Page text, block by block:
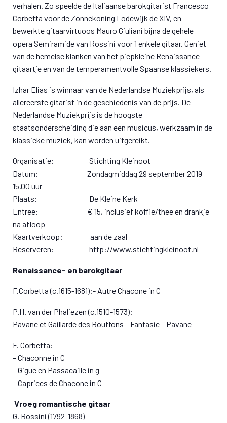
verhalen. Zo speelde de Italiaanse barokgitarist Francesco
Corbetta voor de Zonnekoning Lodewijk de XIV, en
bewerkte gitaarvirtuoos Mauro Giuliani bijna de gehele
opera Semiramide van Rossini voor 1 enkele gitaar. Geniet
van de hemelse klanken van het piepkleine Renaissance
gitaartje en van de temperamentvolle Spaanse klassiekers.
Izhar Elias is winnaar van de Nederlandse Muziekprijs, als
allereerste gitarist in de geschiedenis van de prijs. De
Nederlandse Muziekprijs is de hoogste
staatsonderscheiding die aan een musicus, werkzaam in de
klassieke muziek, kan worden uitgereikt.
Organisatie: Stichting Kleinoot
Datum: Zondagmiddag 29 september 2019
15.00 uur
Plaats: De Kleine Kerk
Entree: € 15, inclusief koffie/thee en drankje
na afloop
Kaartverkoop: aan de zaal
Reserveren: http://www.stichtingkleinoot.nl
Renaissance- en barokgitaar
F.Corbetta (c.1615-1681):- Autre Chacone in C
P.H. van der Phaliezen (c.1510-1573):
Pavane et Gaillarde des Bouffons – Fantasie – Pavane
F. Corbetta:
– Chaconne in C
– Gigue en Passacaille in g
– Caprices de Chacone in C
Vroeg romantische gitaar
G. Rossini (1792-1868)